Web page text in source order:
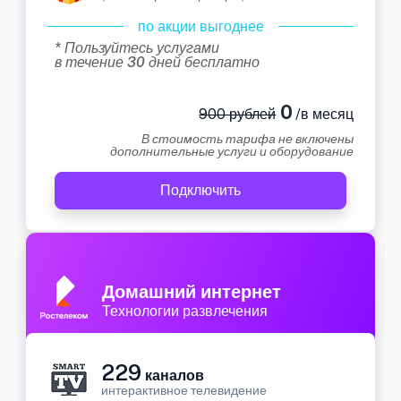
по акции выгоднее
* Пользуйтесь услугами
в течение 30 дней бесплатно
900 рублей0 /в месяц
В стоимость тарифа не включены
дополнительные услуги и оборудование
Подключить
Домашний интернет
Технологии развлечения
229 каналов
интерактивное телевидение